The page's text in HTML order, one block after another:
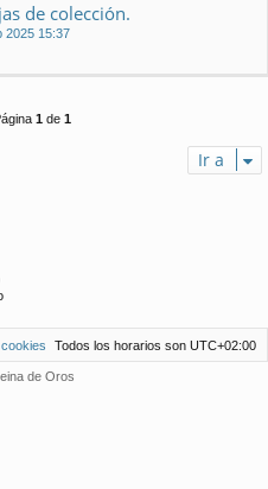
de colección.
2025 15:37
1de 1
Ir a
Todos los horarios son UTC+02:00
de Oros